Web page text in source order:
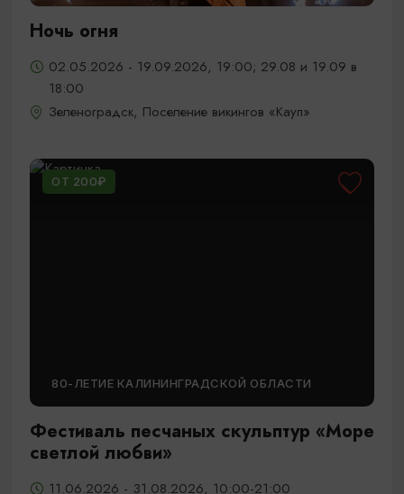
Ночь огня
02.05.2026 - 19.09.2026, 19:00; 29.08 и 19.09 в
18:00
Зеленоградск, Поселение викингов «Кауп»
ОТ 200₽
80-ЛЕТИЕ КАЛИНИНГРАДСКОЙ ОБЛАСТИ
Фестиваль песчаных скульптур «Море
светлой любви»
11.06.2026 - 31.08.2026, 10:00-21:00